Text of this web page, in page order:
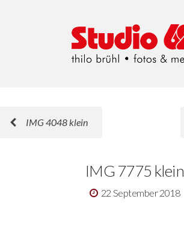
IMG 4048 klein
IMG 7775 klein
22 September 2018